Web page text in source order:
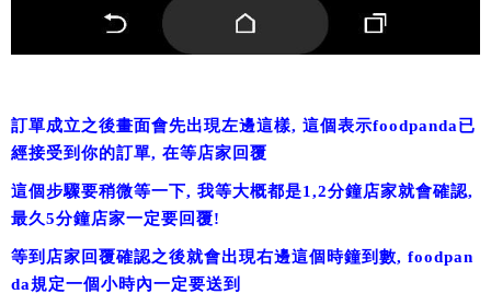
訂單成立之後畫面會先出現左邊這樣, 這個表示foodpanda已
經接受到你的訂單, 在等店家回覆
這個步驟要稍微等一下, 我等大概都是1,2分鐘店家就會確認,
最久5分鐘店家一定要回覆!
等到店家回覆確認之後就會出現右邊這個時鐘到數, foodpan
da規定一個小時內一定要送到